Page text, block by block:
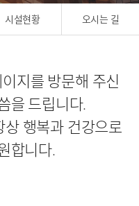
시설현황 오시는 길
지를 방문해 주신
을 드립니다.
행복과 건강으로
합니다.